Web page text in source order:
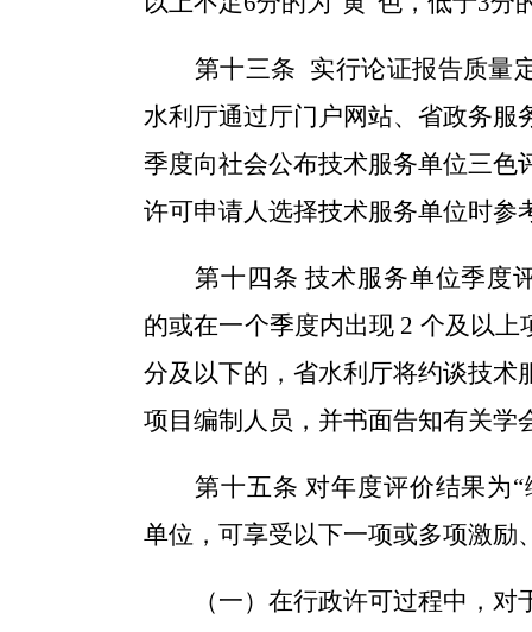
第十三条 实行论证报告质量
水利厅通过厅门户网站、 省政务服
季度向社会公布技术服务单位三色
许可申请人选择技术服务单位时参
第十四条技术服务单位季度
的或在一个季度内出现 2 个及以上
分及以下的， 省水利厅将约谈技术
项目编制人员，并书面告知有关学
第十五条对年度评价结果为“
单位 ，可享受以下一项或多项激励
（一） 在行政许可过程中，对